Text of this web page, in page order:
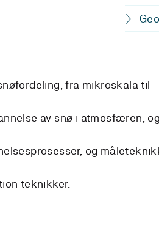
fra mikroskala til
av snø i atmosfæren, og
og
teknikker.